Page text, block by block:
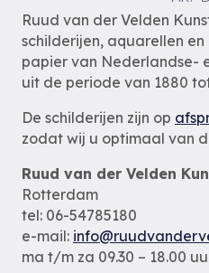
Ruud van der Velden
schilderijen, aquarellen
papier van Nederlandse-
uit de periode van 1880
De schilderijen zijn op
zodat wij u optimaal van
Ruud van der Velden
Rotterdam
tel: 06-54785180
e-mail:
ma t/m za 09.30 – 18.00